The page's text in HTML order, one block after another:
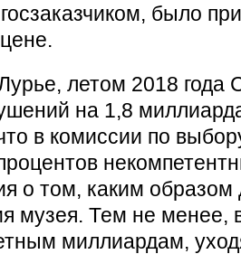
было
летом 2018 года
на 1,8
в комиссии по
о том, каким образом
музея. Тем не менее,
миллиардам,